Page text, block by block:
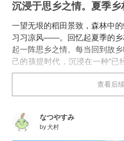
沉浸于思乡之情。夏季乡
一望无垠的稻田景致，森林中
习习凉风——。回忆起夏季的乡
起一阵思乡之情。每当回到故
己的孩提时代，沉浸在一种“
情绪中吧？准备在这次盂兰盆
时忘却都市的喧嚣，在故乡好
大家送上描绘了充满思乡之情
查看后
なつやすみ
by犬村